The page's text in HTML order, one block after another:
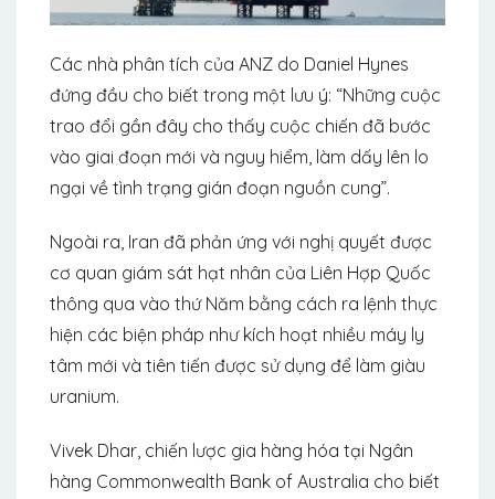
Các nhà phân tích của ANZ do Daniel Hynes
đứng đầu cho biết trong một lưu ý: “Những cuộc
trao đổi gần đây cho thấy cuộc chiến đã bước
vào giai đoạn mới và nguy hiểm, làm dấy lên lo
ngại về tình trạng gián đoạn nguồn cung”.
Ngoài ra, Iran đã phản ứng với nghị quyết được
cơ quan giám sát hạt nhân của Liên Hợp Quốc
thông qua vào thứ Năm bằng cách ra lệnh thực
hiện các biện pháp như kích hoạt nhiều máy ly
tâm mới và tiên tiến được sử dụng để làm giàu
uranium.
Vivek Dhar, chiến lược gia hàng hóa tại Ngân
hàng Commonwealth Bank of Australia cho biết